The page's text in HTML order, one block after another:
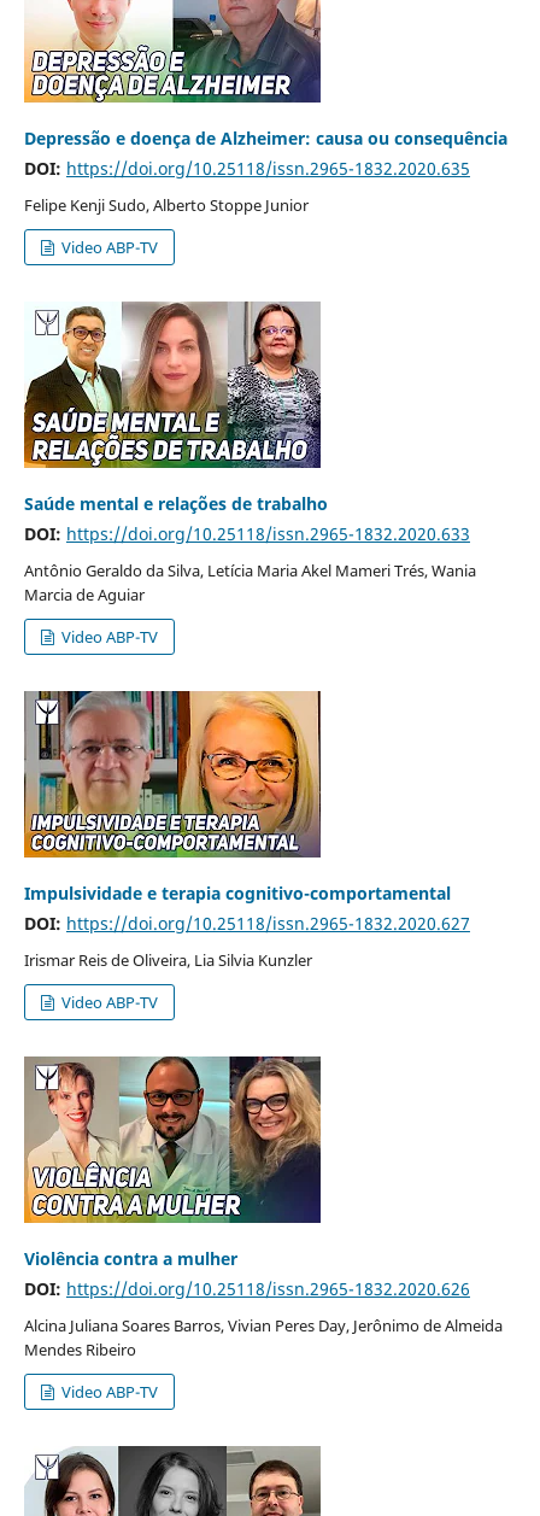
Depressão e doença de Alzheimer: causa ou consequência
DOI: https://doi.org/10.25118/issn.2965-1832.2020.635
Felipe Kenji Sudo, Alberto Stoppe Junior
Video ABP-TV
Saúde mental e relações de trabalho
DOI: https://doi.org/10.25118/issn.2965-1832.2020.633
Antônio Geraldo da Silva, Letícia Maria Akel Mameri Trés, Wania
Marcia de Aguiar
Video ABP-TV
Impulsividade e terapia cognitivo-comportamental
DOI: https://doi.org/10.25118/issn.2965-1832.2020.627
Irismar Reis de Oliveira, Lia Silvia Kunzler
Video ABP-TV
Violência contra a mulher
DOI: https://doi.org/10.25118/issn.2965-1832.2020.626
Alcina Juliana Soares Barros, Vivian Peres Day, Jerônimo de Almeida
Mendes Ribeiro
Video ABP-TV